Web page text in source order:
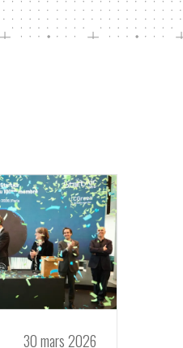
30 mars 2026